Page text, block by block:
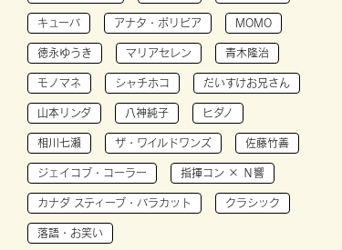
キューバ アナタ・ボリビア MOMO
徳永ゆうき マリアセレン 青木隆治
モノマネ シャチホコ だいすけお兄さん
山本リンダ 八神純子 ヒダノ
相川七瀬 ザ・ワイルドワンズ 佐藤竹善
ジェイコブ・コーラー 指揮コン × Ｎ響
カナダ スティーブ・バラカット クラシック
落語・お笑い